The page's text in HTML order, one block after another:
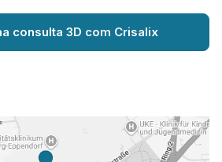
consulta 3D com Crisalix